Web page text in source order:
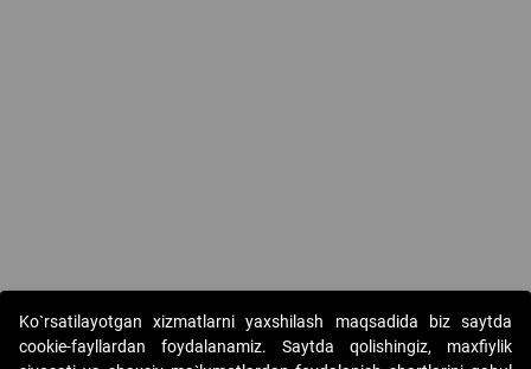
Ko`rsatilayotgan xizmatlarni yaxshilash maqsadida biz saytda
cookie-fayllardan foydalanamiz. Saytda qolishingiz, maxfiylik